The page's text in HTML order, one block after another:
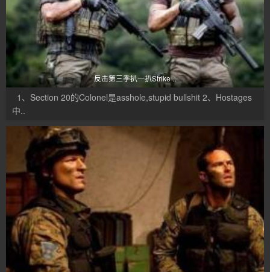
反击第三季扒一扒Strike ..
1、Section 20的Colonel是asshole,stupid bullshit 2、Hostages
中..